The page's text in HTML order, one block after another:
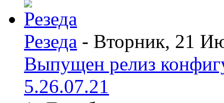
Резеда - Вторник, 21
Выпущен релиз
5.26.07.21